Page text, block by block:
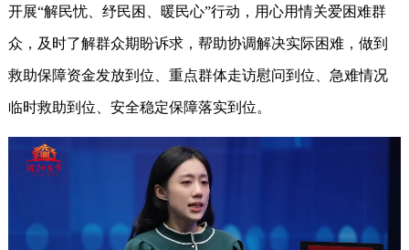
开展“解民忧、纾民困、暖民心”行动，用心用情关爱困难群
众，及时了解群众期盼诉求，帮助协调解决实际困难，做到
救助保障资金发放到位、重点群体走访慰问到位、急难情况
临时救助到位、安全稳定保障落实到位。